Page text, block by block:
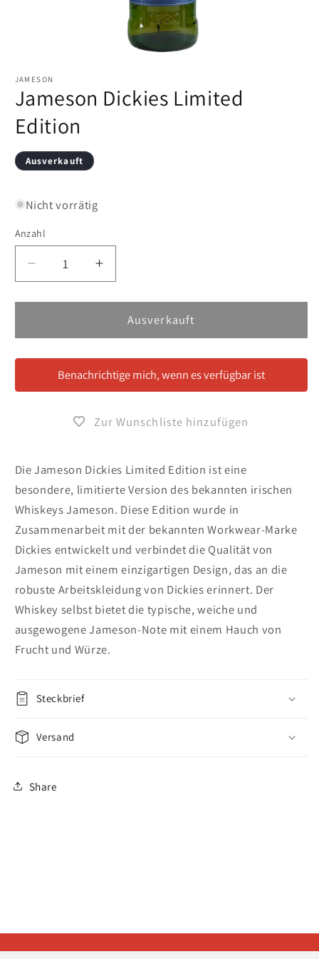
in
Modal
öffnen
JAMESON
Jameson Dickies Limited
Edition
Ausverkauft
Nicht vorrätig
Anzahl
Verringere
die
Menge
Jameson
Limited
Erhöhe
die
Menge
Jameson
Limited
Edition
Ausverkauft
Benachrichtige mich, wenn es verfügbar ist
Zur Wunschliste hinzufügen
Die Jameson Dickies Limited Edition ist eine
besondere, limitierte Version des bekannten irischen
Whiskeys Jameson. Diese Edition wurde in
Zusammenarbeit mit der bekannten Workwear-Marke
Dickies entwickelt und verbindet die Qualität von
Jameson mit einem einzigartigen Design, das an die
robuste Arbeitskleidung von Dickies erinnert. Der
Whiskey selbst bietet die typische, weiche und
ausgewogene Jameson-Note mit einem Hauch von
Frucht und Würze.
Steckbrief
Versand
Share